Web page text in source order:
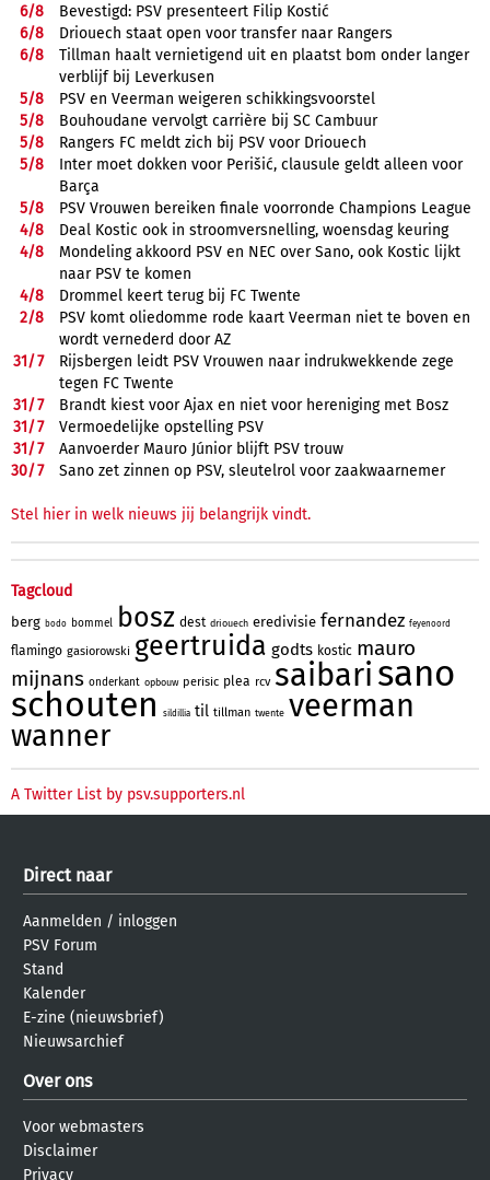
6/8
Bevestigd: PSV presenteert Filip Kostić
6/8
Driouech staat open voor transfer naar Rangers
6/8
Tillman haalt vernietigend uit en plaatst bom onder langer
verblijf bij Leverkusen
5/8
PSV en Veerman weigeren schikkingsvoorstel
5/8
Bouhoudane vervolgt carrière bij SC Cambuur
5/8
Rangers FC meldt zich bij PSV voor Driouech
5/8
Inter moet dokken voor Perišić, clausule geldt alleen voor
Barça
5/8
PSV Vrouwen bereiken finale voorronde Champions League
4/8
Deal Kostic ook in stroomversnelling, woensdag keuring
4/8
Mondeling akkoord PSV en NEC over Sano, ook Kostic lijkt
naar PSV te komen
4/8
Drommel keert terug bij FC Twente
2/8
PSV komt oliedomme rode kaart Veerman niet te boven en
wordt vernederd door AZ
31/7
Rijsbergen leidt PSV Vrouwen naar indrukwekkende zege
tegen FC Twente
31/7
Brandt kiest voor Ajax en niet voor hereniging met Bosz
31/7
Vermoedelijke opstelling PSV
31/7
Aanvoerder Mauro Júnior blijft PSV trouw
30/7 Sano zet zinnen op PSV, sleutelrol voor zaakwaarnemer
Stel hier in welk nieuws jij belangrijk vindt.
Tagcloud
berg bodo bommel bosz dest driouech eredivisie fernandez feyenoord
flamingo gasiorowski geertruida godts kostic mauro
mijnans onderkant opbouw perisic plea rcv saibari sano
schouten sildillia til tillman twente veerman
wanner
A Twitter List by psv.supporters.nl
Direct naar
Aanmelden / inloggen
PSV Forum
Stand
Kalender
E-zine (nieuwsbrief)
Nieuwsarchief
Over ons
Voor webmasters
Disclaimer
Privacy